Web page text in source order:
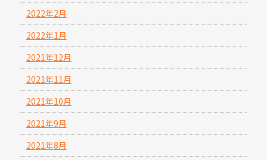
2022年2月
2022年1月
2021年12月
2021年11月
2021年10月
2021年9月
2021年8月